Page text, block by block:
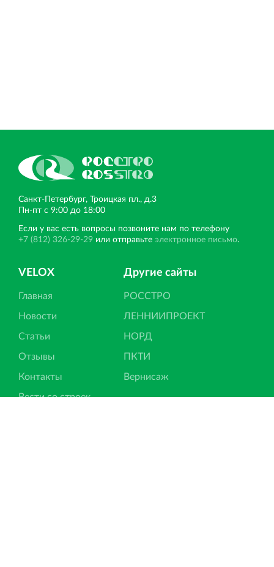
Санкт‐Петербург, Троицкая пл., д.3
Пн‐пт с 9:00 до 18:00
Если у вас есть вопросы позвоните нам по телефону
+7 (812) 326-29-29 или отправьте электронное письмо.
VELOX
Главная
Новости
Статьи
Отзывы
Контакты
Вести со строек
Другие сайты
РОССТРО
ЛЕННИИПРОЕКТ
НОРД
ПКТИ
Вернисаж